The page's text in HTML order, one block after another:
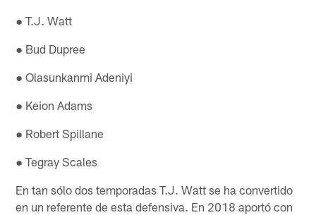
● T.J. Watt
● Bud Dupree
● Olasunkanmi Adeniyi
● Keion Adams
● Robert Spillane
● Tegray Scales
En tan sólo dos temporadas T.J. Watt se ha convertido
en un referente de esta defensiva. En 2018 aportó con